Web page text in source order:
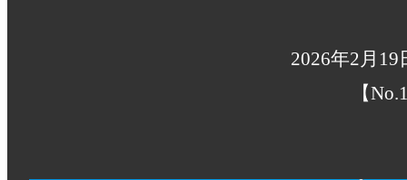
2026年2月19
【